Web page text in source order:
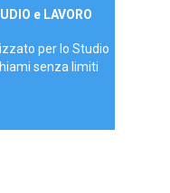
e LAVORO
per lo Studio
senza limiti